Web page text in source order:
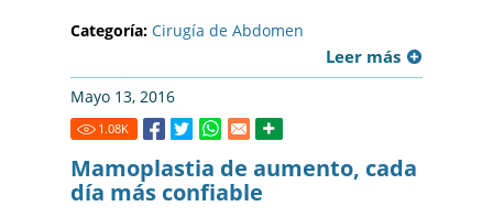
Categoría: Cirugía de Abdomen
Leer más
Mayo 13, 2016
1.08K
Mamoplastia de aumento, cada
día más confiable